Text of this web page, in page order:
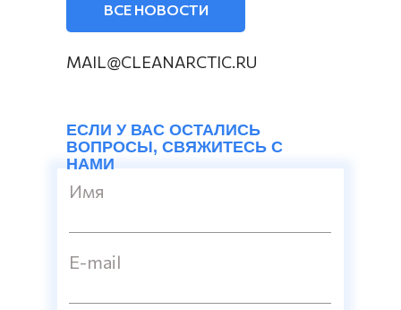
ВСЕ НОВОСТИ
ЕСЛИ У ВАС ОСТАЛИСЬ
ВОПРОСЫ, СВЯЖИТЕСЬ С
НАМИ
Имя
E-mail
MAIL@CLEANARCTIC.RU